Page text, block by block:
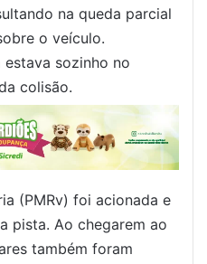
na queda parcial
o veículo.
sozinho no
colisão.
(PMRv) foi acionada e
pista. Ao chegarem ao
também foram